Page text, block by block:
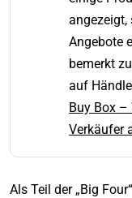
angezeigt,
Angebote
bemerkt
auf
Buy Box
Verkäufer
Als Teil der „Big